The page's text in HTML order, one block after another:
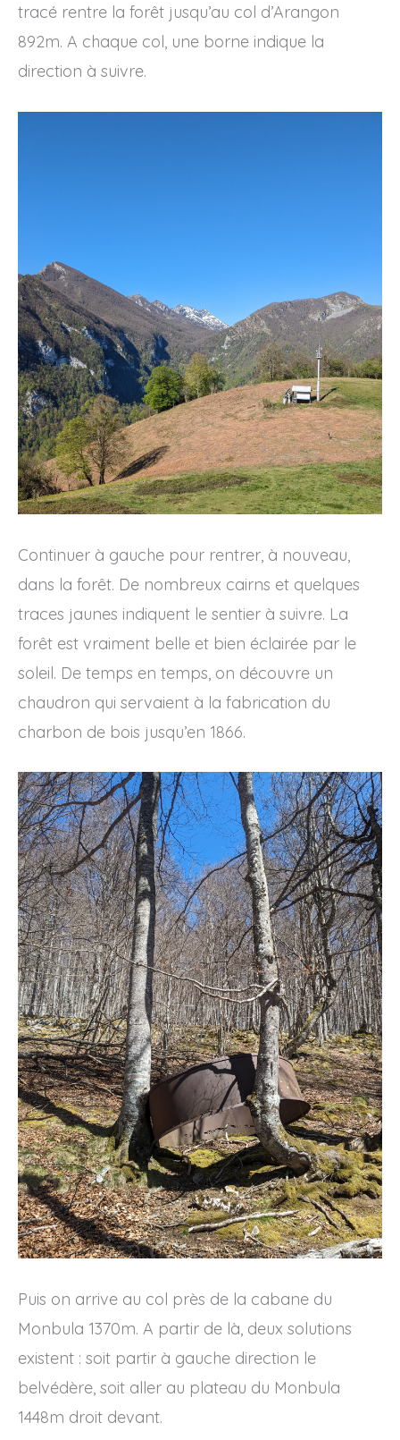
tracé rentre la forêt jusqu’au col d’Arangon
892m. A chaque col, une borne indique la
direction à suivre.
Continuer à gauche pour rentrer, à nouveau,
dans la forêt. De nombreux cairns et quelques
traces jaunes indiquent le sentier à suivre. La
forêt est vraiment belle et bien éclairée par le
soleil. De temps en temps, on découvre un
chaudron qui servaient à la fabrication du
charbon de bois jusqu’en 1866.
Puis on arrive au col près de la cabane du
Monbula 1370m. A partir de là, deux solutions
existent : soit partir à gauche direction le
belvédère, soit aller au plateau du Monbula
1448m droit devant.